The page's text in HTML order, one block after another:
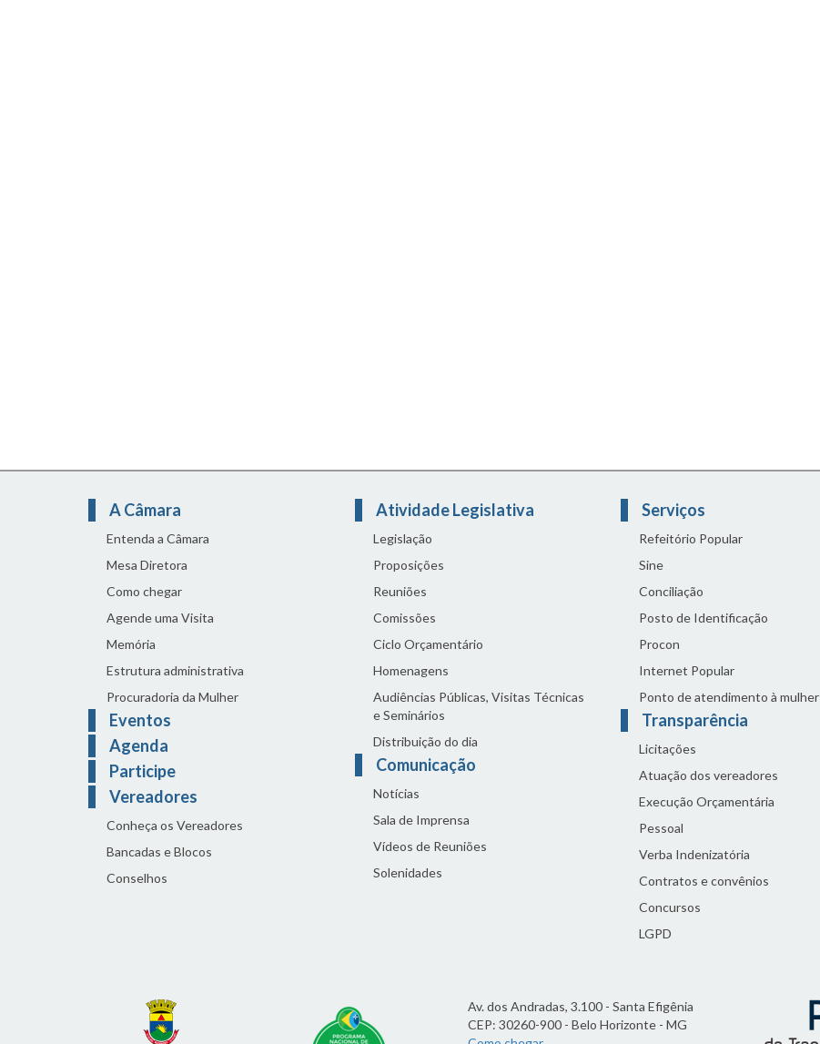
A Câmara
Entenda a Câmara
Mesa Diretora
Como chegar
Agende uma Visita
Memória
Estrutura administrativa
Procuradoria da Mulher
Eventos
Agenda
Participe
Vereadores
Conheça os Vereadores
Bancadas e Blocos
Conselhos
Atividade Legislativa
Legislação
Proposições
Reuniões
Comissões
Ciclo Orçamentário
Homenagens
Audiências Públicas, Visitas Técnicas
e Seminários
Distribuição do dia
Comunicação
Notícias
Sala de Imprensa
Vídeos de Reuniões
Solenidades
Serviços
Refeitório Popular
Sine
Conciliação
Posto de Identificação
Procon
Internet Popular
Ponto de atendimento à mulher
Transparência
Licitações
Atuação dos vereadores
Execução Orçamentária
Pessoal
Verba Indenizatória
Contratos e convênios
Concursos
LGPD
Av. dos Andradas, 3.100 - Santa Efigênia
CEP: 30260-900 - Belo Horizonte - MG